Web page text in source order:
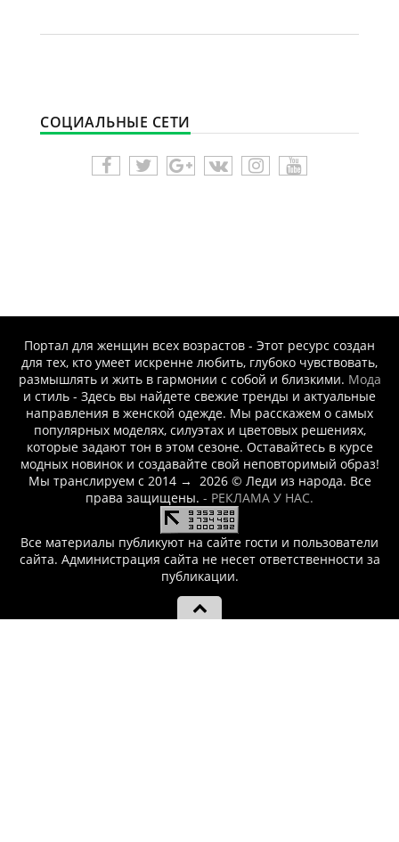
СОЦИАЛЬНЫЕ СЕТИ
Портал для женщин всех возрастов - Этот ресурс создан
для тех, кто умеет искренне любить, глубоко чувствовать,
размышлять и жить в гармонии с собой и близкими. Мода
и стиль - Здесь вы найдете свежие тренды и актуальные
направления в женской одежде. Мы расскажем о самых
популярных моделях, силуэтах и цветовых решениях,
которые задают тон в этом сезоне. Оставайтесь в курсе
модных новинок и создавайте свой неповторимый образ!
Мы транслируем с 2014→ 2026© Леди из народа. Все
права защищены. - РЕКЛАМА У НАС.
Все материалы публикуют на сайте гости и пользователи
сайта. Администрация сайта не несет ответственности за
публикации.